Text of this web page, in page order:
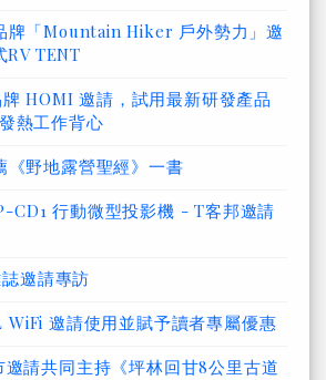
牌「Mountain Hiker 戶外勢力」邀
RV TENT
HOMI 邀請，試用最新研發產品
熱工作背心
《野地露營聖經》一書
CD1 行動微型投影機 - T客邦邀請
邀請專訪
WiFi 邀請使用並賦予讀者專屬優惠
請共同主持《坪林回甘8公里古道